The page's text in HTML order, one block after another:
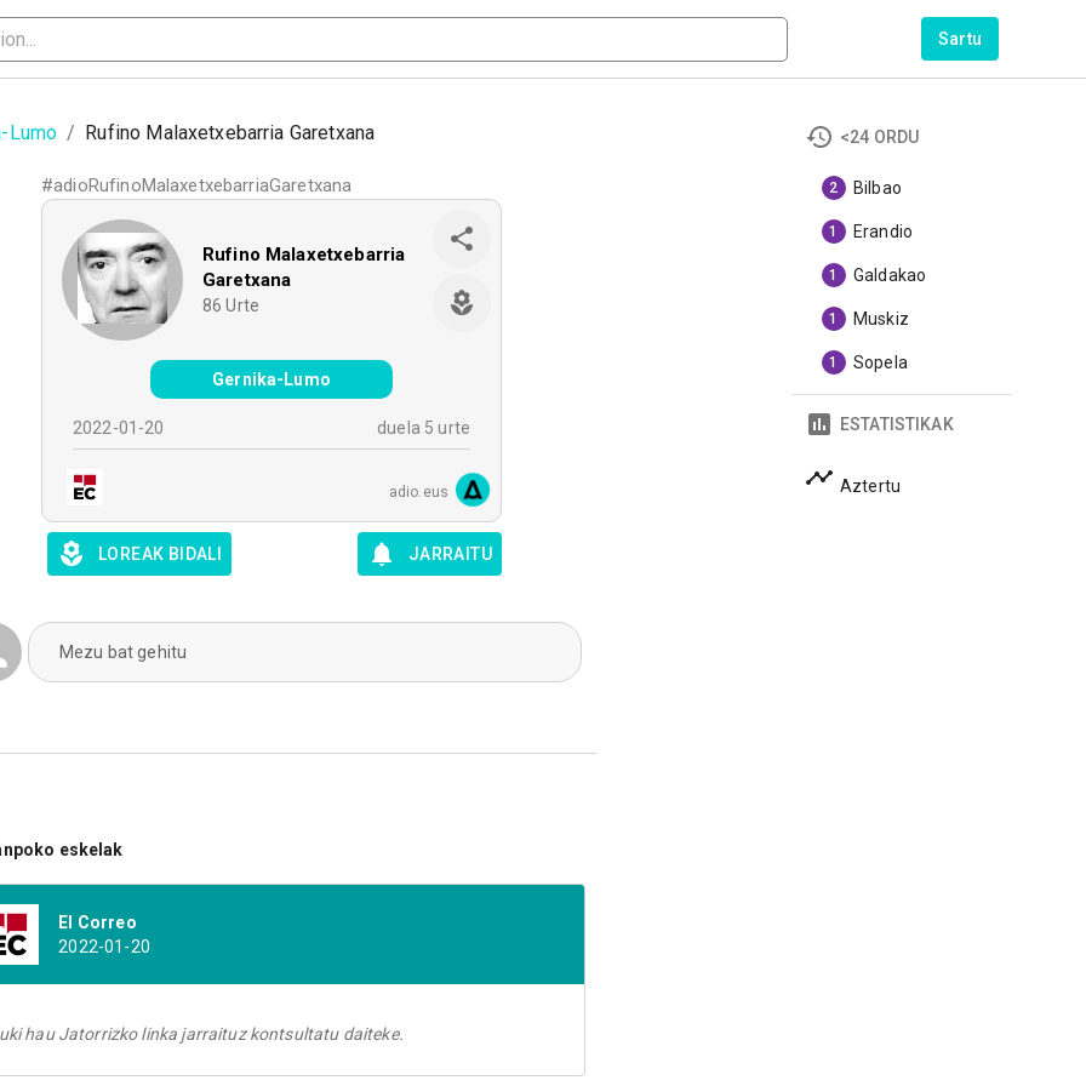
Sartu
Lumo / Rufino Malaxetxebarria Garetxana
#adioRufinoMalaxetxebarriaGaretxana
Rufino Malaxetxebarria
Garetxana
86 Urte
Gernika-Lumo
2022-01-20 duela 5 urte
adio.eus
LOREAK BIDALI JARRAITU
Mezu bat gehitu
eskelak
El Correo
2022-01-20
hau Jatorrizko linka jarraituz kontsultatu daiteke.
<24 ORDU
2 Bilbao
1 Erandio
1 Galdakao
1 Muskiz
1 Sopela
ESTATISTIKAK
Aztertu